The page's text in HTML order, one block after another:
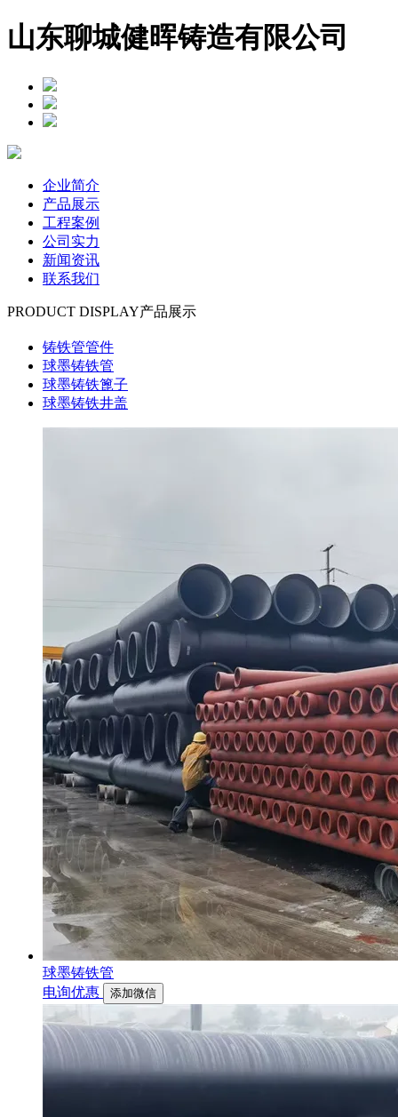
山东聊城健晖铸造有限公司
企业简介
产品展示
工程案例
公司实力
新闻资讯
联系我们
PRODUCT DISPLAY产品展示
铸铁管管件
球墨铸铁管
球墨铸铁篦子
球墨铸铁井盖
球墨铸铁管
电询优惠
添加微信